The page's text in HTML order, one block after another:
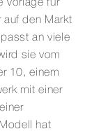
Vorlage für
auf den Markt
an viele
sie vom
10, einem
mit einer
hat